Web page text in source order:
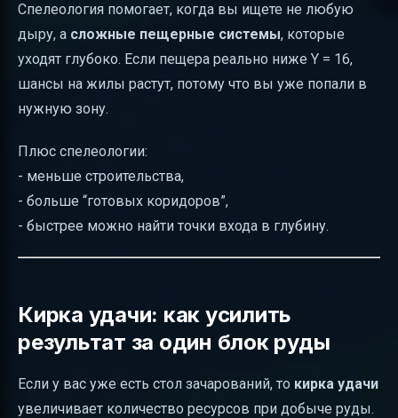
Спелеология помогает, когда вы ищете не любую
дыру, а сложные пещерные системы, которые
уходят глубоко. Если пещера реально ниже Y = 16,
шансы на жилы растут, потому что вы уже попали в
нужную зону.
Плюс спелеологии:
- меньше строительства,
- больше “готовых коридоров”,
- быстрее можно найти точки входа в глубину.
Кирка удачи: как усилить
результат за один блок руды
Если у вас уже есть стол зачарований, то кирка удачи
увеличивает количество ресурсов при добыче руды.